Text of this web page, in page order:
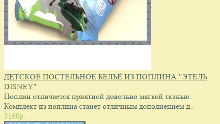
ДЕТСКОЕ ПОСТЕЛЬНОЕ БЕЛЬЁ ИЗ ПОПЛИНА "ЭТЕЛЬ
DISNEY"
Поплин отличается приятной довольно мягкой тканью.
Комплект из поплина станет отличным дополнением д..
3160p.